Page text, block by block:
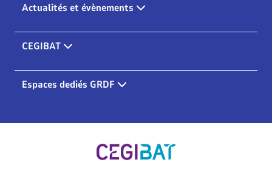
Actualités et évènements
CEGIBAT
Espaces dediés GRDF
Cegibat, accueil